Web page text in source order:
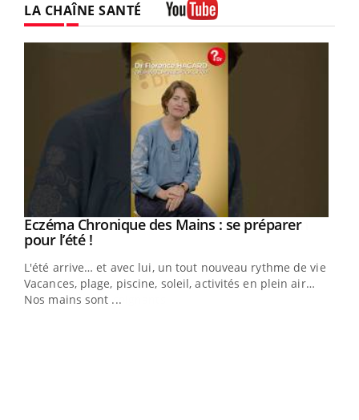
LA CHAÎNE SANTÉ
Youtube
Eczéma Chronique des Mains : se préparer
pour l’été !Youtube
L'été arrive… et avec lui, un tout nouveau rythme de vie !
Vacances, plage, piscine, soleil, activités en plein air…
Nos mains sont ...